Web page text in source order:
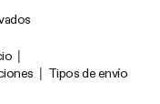
Tipos de envío